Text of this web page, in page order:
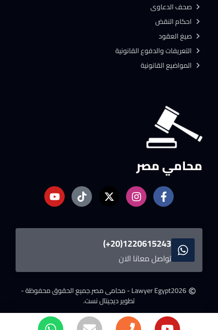
محامي مصر
1220615243(20+)
تواصل معانا الان
2026Lawyer Egypt - محامى مصر.
جميع الحقوق محفوظة -
تطوير ديجيتال نست.
صحف الدعاوى
احكام النقض
صيغ العقود
التعريفات والدفوع القانونية
المواضيع القانونية